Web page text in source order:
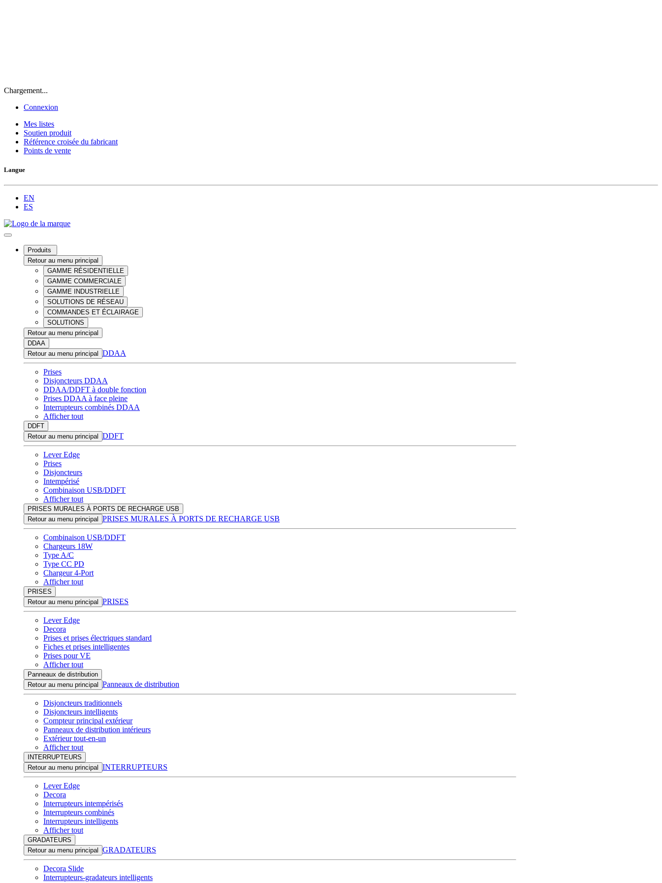
Chargement...
Connexion
Mes listes
Soutien produit
Référence croisée du fabricant
Points de vente
Langue
EN
ES
Produits
Retour au menu principal
GAMME RÉSIDENTIELLE
GAMME COMMERCIALE
GAMME INDUSTRIELLE
SOLUTIONS DE RÉSEAU
COMMANDES ET ÉCLAIRAGE
SOLUTIONS
Retour au menu principal
DDAA
Retour au menu principal
DDAA
Prises
Disjoncteurs DDAA
DDAA/DDFT à double fonction
Prises DDAA à face pleine
Interrupteurs combinés DDAA
Afficher tout
DDFT
Retour au menu principal
DDFT
Lever Edge
Prises
Disjoncteurs
Intempérisé
Combinaison USB/DDFT
Afficher tout
PRISES MURALES À PORTS DE RECHARGE USB
Retour au menu principal
PRISES MURALES À PORTS DE RECHARGE USB
Combinaison USB/DDFT
Chargeurs 18W
Type A/C
Type CC PD
Chargeur 4-Port
Afficher tout
PRISES
Retour au menu principal
PRISES
Lever Edge
Decora
Prises et prises électriques standard
Fiches et prises intelligentes
Prises pour VE
Afficher tout
Panneaux de distribution
Retour au menu principal
Panneaux de distribution
Disjoncteurs traditionnels
Disjoncteurs intelligents
Compteur principal extérieur
Panneaux de distribution intérieurs
Extérieur tout-en-un
Afficher tout
INTERRUPTEURS
Retour au menu principal
INTERRUPTEURS
Lever Edge
Decora
Interrupteurs intempérisés
Interrupteurs combinés
Interrupteurs intelligents
Afficher tout
GRADATEURS
Retour au menu principal
GRADATEURS
Decora Slide
Interrupteurs-gradateurs intelligents